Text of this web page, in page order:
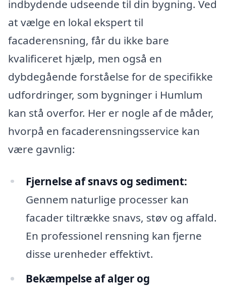
indbydende udseende til din bygning. Ved
at vælge en lokal ekspert til
facaderensning, får du ikke bare
kvalificeret hjælp, men også en
dybdegående forståelse for de specifikke
udfordringer, som bygninger i Humlum
kan stå overfor. Her er nogle af de måder,
hvorpå en facaderensningsservice kan
være gavnlig:
Fjernelse af snavs og sediment:
Gennem naturlige processer kan
facader tiltrække snavs, støv og affald.
En professionel rensning kan fjerne
disse urenheder effektivt.
Bekæmpelse af alger og